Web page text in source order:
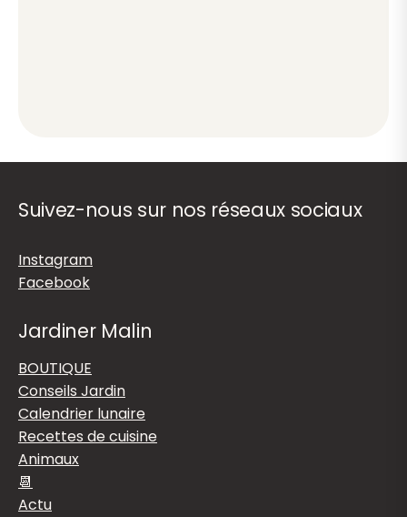
Suivez-nous sur nos réseaux sociaux
Instagram
Facebook
Jardiner Malin
BOUTIQUE
Conseils Jardin
Calendrier lunaire
Recettes de cuisine
Animaux
📆
Actu